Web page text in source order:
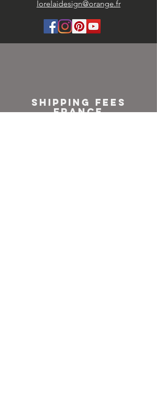
lorelaidesign@orange.fr
SHIPPING FEES
FRANCE